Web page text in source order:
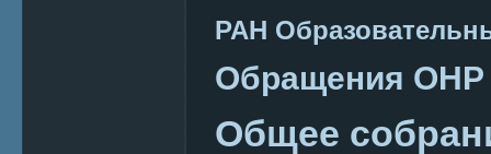
РАН
Обращения ОНР
Общее